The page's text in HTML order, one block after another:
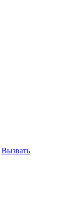
Вызвать